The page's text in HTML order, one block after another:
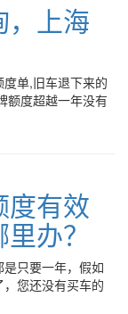
，上海
单,旧车退下来的
额度超越一年没有
度有效
办？
只要一年，假如
您还没有买车的